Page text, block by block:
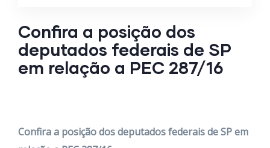
Confira a posição dos
deputados federais de SP
em relação a PEC 287/16
Confira a posição dos deputados federais de SP em